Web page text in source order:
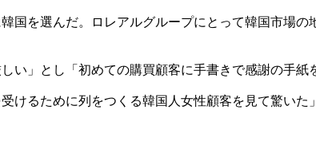
国を選んだ。ロレアルグループにとって韓国市場
い」とし「初めての購買顧客に手書きで感謝の手
けるために列をつくる韓国人女性顧客を見て驚い